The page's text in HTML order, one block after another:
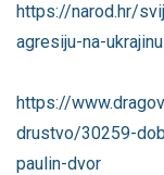
https://narod.hr/
agresiju-na-
https://
drustvo/30259-
paulin-dvor